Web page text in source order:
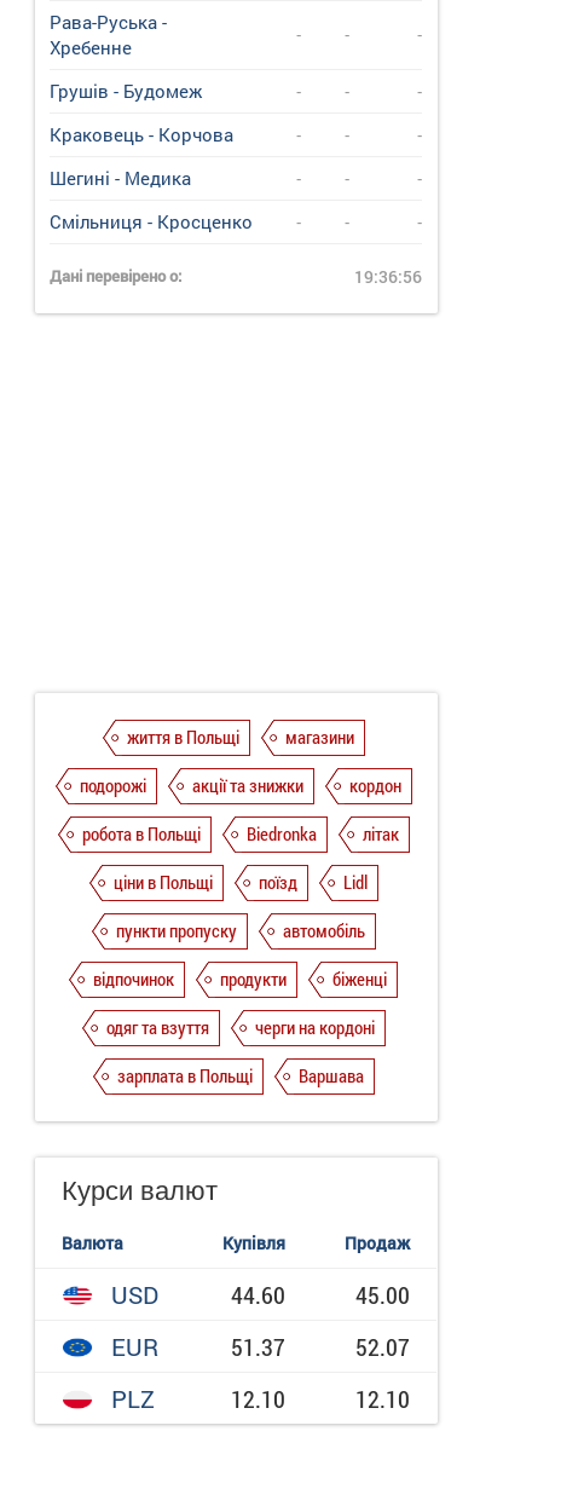
Рава-Руська -
Хребенне
- - -
Грушів - Будомеж - -
-
Краковець - Корчова
- -
-
Шегині - Медика
- -
-
Смільниця - Кросценко
- - -
Дані перевірено о: 19:36:56
життя в Польщі
магазини
подорожі
акції та знижки
кордон
робота в Польщі
Biedronka
літак
ціни в Польщі
поїзд
Lidl
пункти пропуску
автомобіль
відпочинок
продукти
біженці
одяг та взуття
черги на кордоні
зарплата в Польщі
Варшава
Курси валют
Валюта Купівля Продаж
USD 44.60
45.00
EUR
51.37
52.07
PLZ
12.10 12.10